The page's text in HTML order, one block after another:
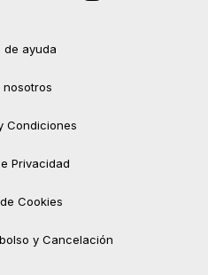
de ayuda
nosotros
Condiciones
Privacidad
Cookies
y Cancelación